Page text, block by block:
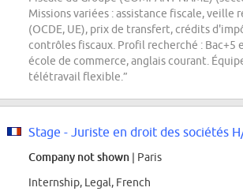
Missions variées : assistance fiscale, veille
(OCDE, UE), prix de transfert, crédits
contrôles fiscaux. Profil recherché : Bac+5
école de commerce, anglais courant.
télétravail flexible.”
Stage - Juriste en droit des sociétés
Company not shown | Paris
Internship, Legal, French